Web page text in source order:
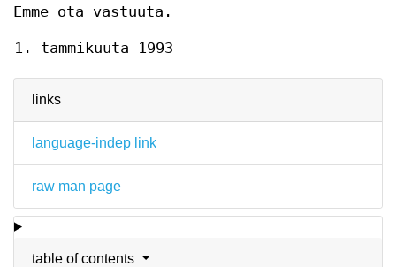
links
language-indep link
raw man page
table of contents
Emme ota vastuuta.
1. tammikuuta 1993